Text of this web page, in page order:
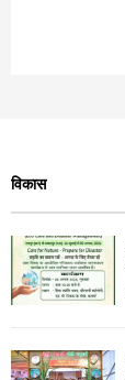
विकास